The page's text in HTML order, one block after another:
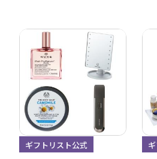
ギフトリスト公式